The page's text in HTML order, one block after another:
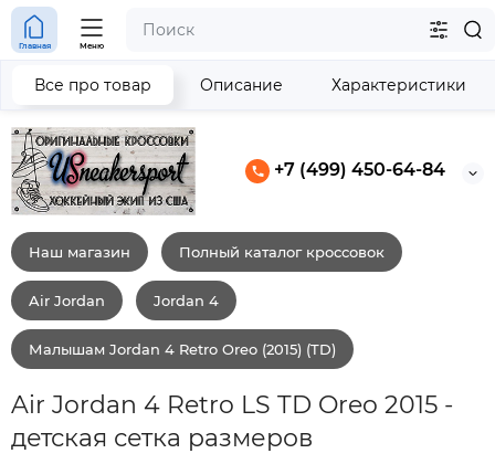
+7 (499) 450-64-84
Главная Меню
Наш магазин Полный каталог кроссовок
Air Jordan Jordan 4
Малышам Jordan 4 Retro Oreo (2015) (TD)
Air Jordan 4 Retro LS TD Oreo 2015 -
детская сетка размеров
Все про товар Описание Характеристики